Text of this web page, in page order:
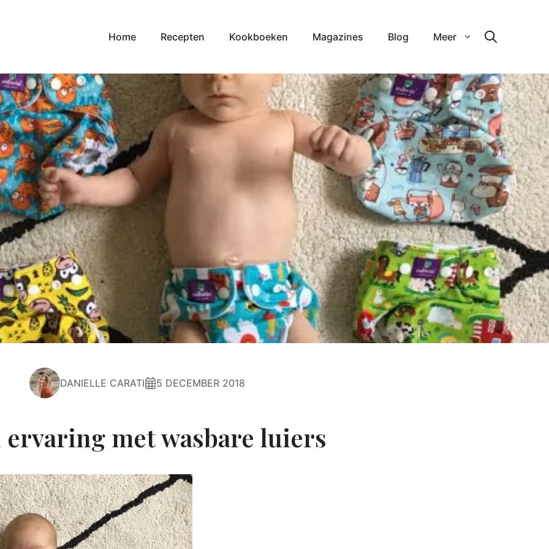
Home Recepten Kookboeken Magazines Blog Meer
DANIELLE CARATI 5 DECEMBER 2018
met wasbare luiers